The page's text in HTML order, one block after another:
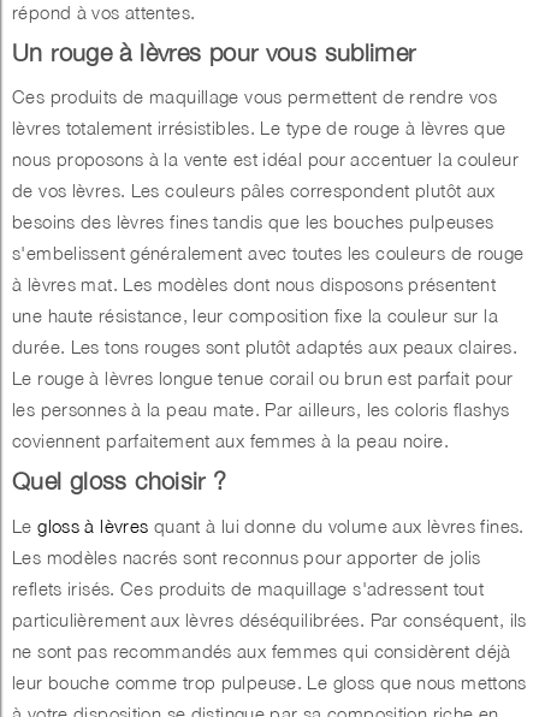
répond à vos attentes.
Un rouge à lèvres pour vous sublimer
Ces produits de maquillage vous permettent de rendre vos
lèvres totalement irrésistibles. Le type de rouge à lèvres que
nous proposons à la vente est idéal pour accentuer la couleur
de vos lèvres. Les couleurs pâles correspondent plutôt aux
besoins des lèvres fines tandis que les bouches pulpeuses
s'embelissent généralement avec toutes les couleurs de rouge
à lèvres mat. Les modèles dont nous disposons présentent
une haute résistance, leur composition fixe la couleur sur la
durée. Les tons rouges sont plutôt adaptés aux peaux claires.
Le rouge à lèvres longue tenue corail ou brun est parfait pour
les personnes à la peau mate. Par ailleurs, les coloris flashys
coviennent parfaitement aux femmes à la peau noire.
Quel gloss choisir ?
Legloss à lèvres quant à lui donne du volume aux lèvres fines.
Les modèles nacrés sont reconnus pour apporter de jolis
reflets irisés. Ces produits de maquillage s'adressent tout
particulièrement aux lèvres déséquilibrées. Par conséquent, ils
ne sont pas recommandés aux femmes qui considèrent déjà
leur bouche comme trop pulpeuse. Le gloss que nous mettons